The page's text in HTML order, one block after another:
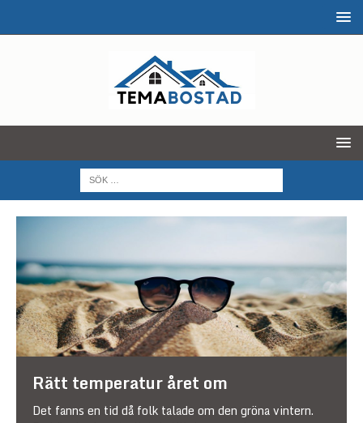
Rätt temperatur året om
Det fanns en tid då folk talade om den gröna vintern.